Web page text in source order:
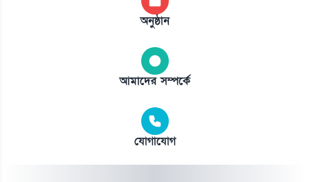
অনুষ্ঠান
আমাদের সম্পর্কে
যোগাযোগ